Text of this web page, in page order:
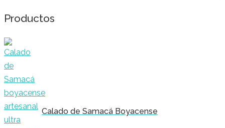
Productos
Calado de Samacá Boyacense